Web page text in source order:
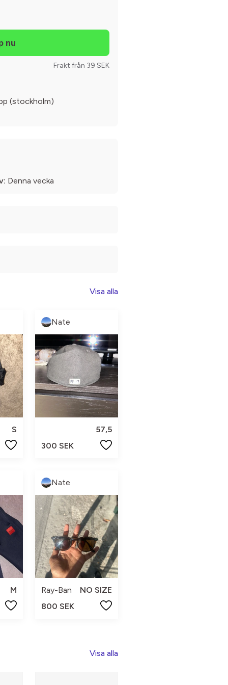
Frakt från 39 SEK
(stockholm)
Denna vecka
Visa alla
S
Nate
57,5
300 SEK
M
Nate
Ray-Ban
NO SIZE
800 SEK
Visa alla